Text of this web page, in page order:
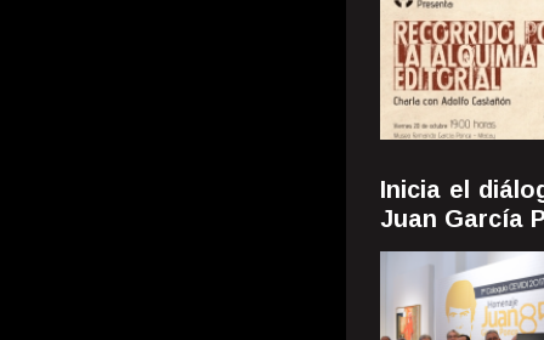
Inicia el
Juan García